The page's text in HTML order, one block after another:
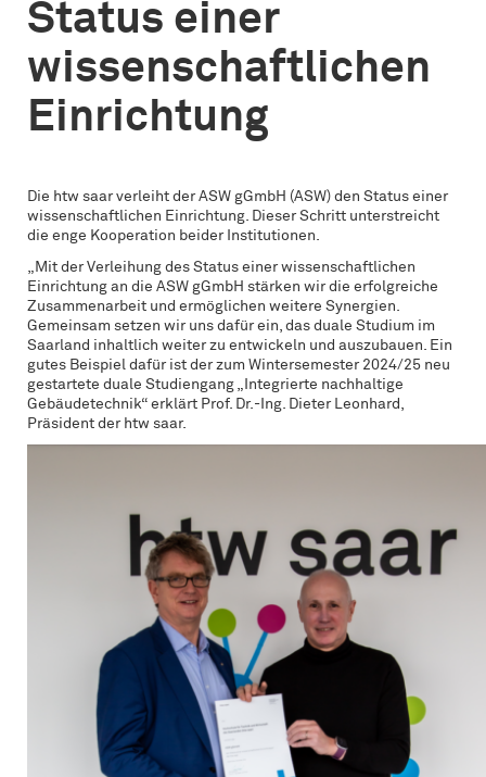
Status einer
wissenschaftlichen
Einrichtung
Die htw saar verleiht der ASW gGmbH (ASW) den Status einer
wissenschaftlichen Einrichtung. Dieser Schritt unterstreicht
die enge Kooperation beider Institutionen.
„Mit der Verleihung des Status einer wissenschaftlichen
Einrichtung an die ASW gGmbH stärken wir die erfolgreiche
Zusammenarbeit und ermöglichen weitere Synergien.
Gemeinsam setzen wir uns dafür ein, das duale Studium im
Saarland inhaltlich weiter zu entwickeln und auszubauen. Ein
gutes Beispiel dafür ist der zum Wintersemester 2024/25 neu
gestartete duale Studiengang „Integrierte nachhaltige
Gebäudetechnik“ erklärt Prof. Dr.-Ing. Dieter Leonhard,
Präsident der htw saar.